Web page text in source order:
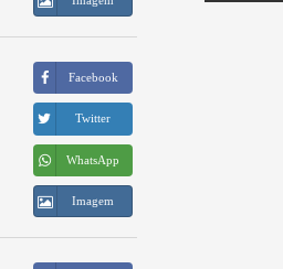
Facebook
Twitter
WhatsApp
Imagem